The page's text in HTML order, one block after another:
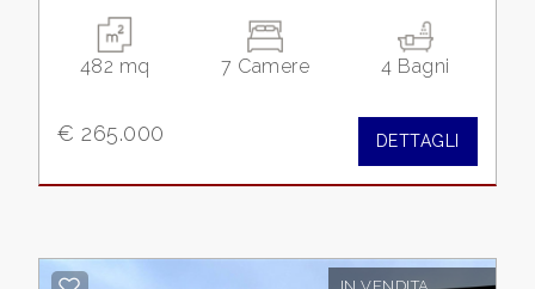
482 mq 7 Camere 4 Bagni
€ 265.000 DETTAGLI
Giardino